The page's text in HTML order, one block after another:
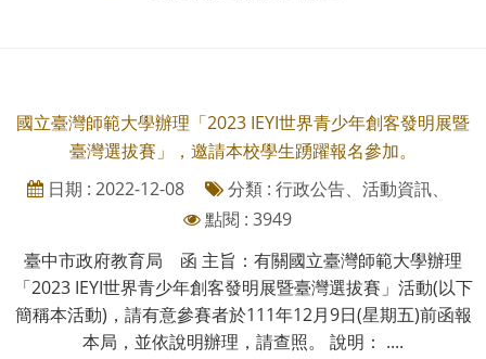
國立臺灣師範大學辦理「2023 IEYI世界青少年創客發明展暨
臺灣選拔賽」，邀請本校學生踴躍報名參加。
日期 : 2022-12-08
分類 : 行政公告、活動資訊、
點閱 : 3949
臺中市政府教育局 函 主旨：有關國立臺灣師範大學辦理
「2023 IEYI世界青少年創客發明展暨臺灣選拔賽」活動(以下
簡稱本活動)，請有意參賽者於111年12月9日(星期五)前函報
本局，並依說明辦理，請查照。 說明： ....